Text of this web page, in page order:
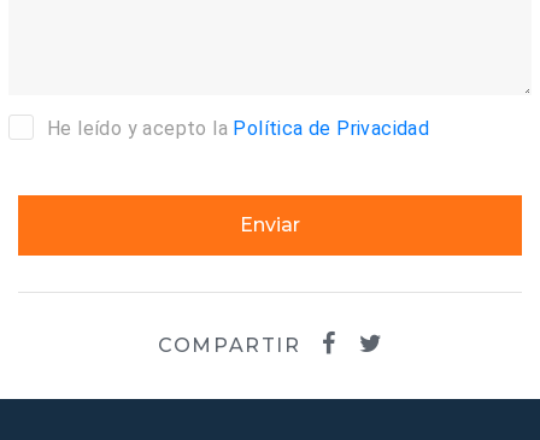
He leído y acepto la Política de Privacidad
Enviar
COMPARTIR